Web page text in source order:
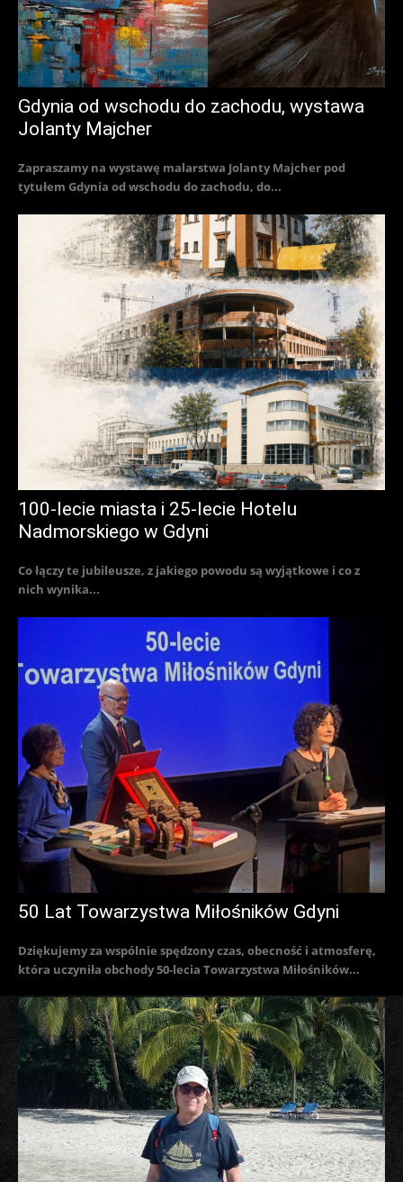
Gdynia od wschodu do zachodu, wystawa
Jolanty Majcher
Zapraszamy na wystawę malarstwa Jolanty Majcher pod
tytułem Gdynia od wschodu do zachodu, do...
100-lecie miasta i 25-lecie Hotelu
Nadmorskiego w Gdyni
Co łączy te jubileusze, z jakiego powodu są wyjątkowe i co z
nich wynika...
50 Lat Towarzystwa Miłośników Gdyni
Dziękujemy za wspólnie spędzony czas, obecność i atmosferę,
która uczyniła obchody 50-lecia Towarzystwa Miłośników...